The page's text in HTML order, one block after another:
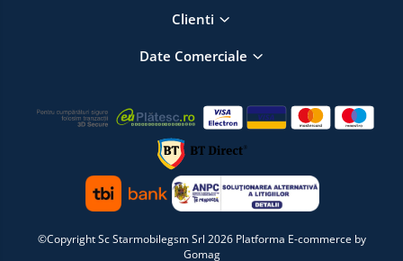
Clienti
Date Comerciale
©Copyright Sc Starmobilegsm Srl 2026 Platforma E-commerce by
Gomag